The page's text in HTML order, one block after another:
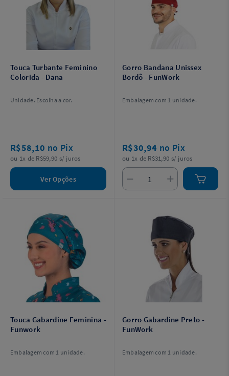
Touca Turbante Feminino
Colorida - Dana
Unidade. Escolha a cor.
R$58,10 no Pix
ou 1x de R$59,90 s/ juros
Ver Opções
Gorro Bandana Unissex
Bordô - FunWork
Embalagem com 1 unidade.
R$30,94 no Pix
ou 1x de R$31,90 s/ juros
Touca Gabardine Feminina -
Funwork
Embalagem com 1 unidade.
Gorro Gabardine Preto -
FunWork
Embalagem com 1 unidade.